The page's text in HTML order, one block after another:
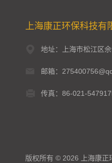
上海康正环保科技有
地址：上海市松江区
邮箱：
传真：86-021-
版权所有 © 2026 上海康正